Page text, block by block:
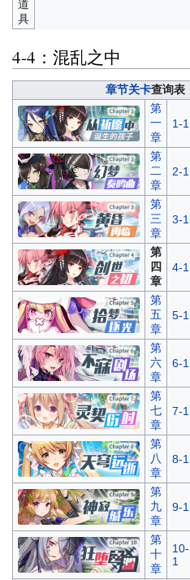
道
具
4-4：混乱之中
章节关卡查询表
第
一
章
1-1
第
二
章
2-1
第
三
章
3-1
第
四
章
4-1
第
五
章
5-1
第
六
章
6-1
第
七
章
7-1
第
八
章
8-1
第
九
章
9-1
第
十
章
10-
1